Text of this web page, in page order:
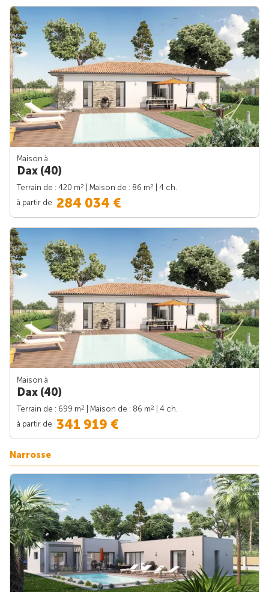
Maison à
Dax (40)
Terrain de : 420 m2 | Maison de : 86 m2
| 4 ch.
à partir de 284 034 €
Maison à
Dax (40)
Terrain de : 699 m2 | Maison de : 86 m2
| 4 ch.
à partir de 341 919 €
Narrosse